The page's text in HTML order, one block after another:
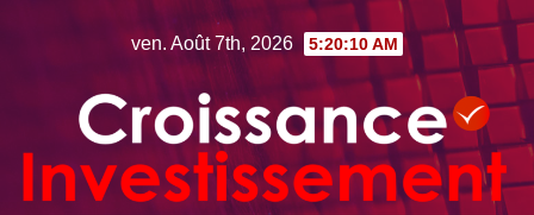
ven. Août 7th, 2026 5:20:11 AM